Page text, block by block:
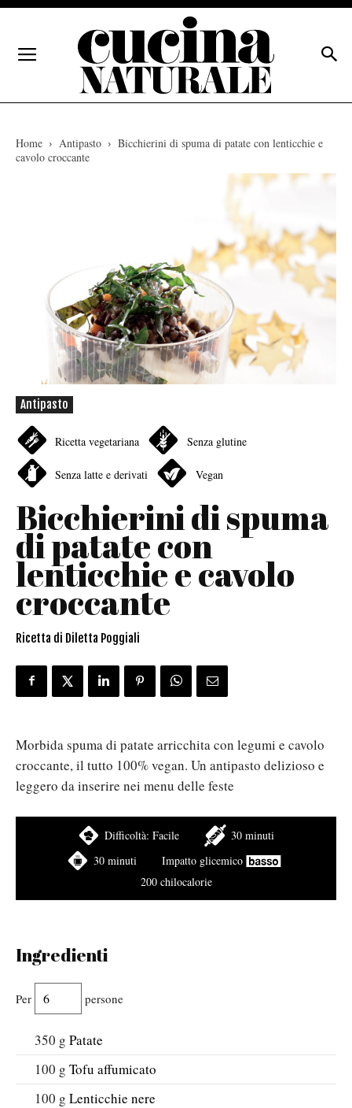
Home Antipasto
Bicchierini di spuma di patate con lenticchie e
cavolo croccante
Antipasto
Ricetta vegetariana Senza glutine
Senza latte e derivati Vegan
Bicchierini di spuma
di patate con
lenticchie e cavolo
croccante
Ricetta di Diletta Poggiali
Morbida spuma di patate arricchita con legumi e cavolo
croccante, il tutto 100% vegan. Un antipasto delizioso e
leggero da inserire nei menu delle feste
Difficoltà: Facile
30 minuti
30 minuti
Impatto glicemico
200 chilocalorie
Ingredienti
Per persone
350 g Patate
100 g Tofu affumicato
100 g Lenticchie nere